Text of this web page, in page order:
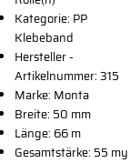
Kategorie: PP
Klebeband
Hersteller -
Artikelnummer: 315
Marke: Monta
Breite: 50 mm
Länge: 66 m
Gesamtstärke: 55 my